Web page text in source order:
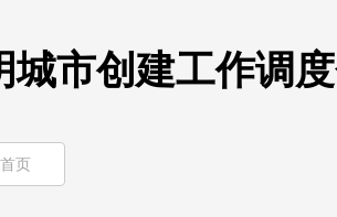
城市创建工作调
页